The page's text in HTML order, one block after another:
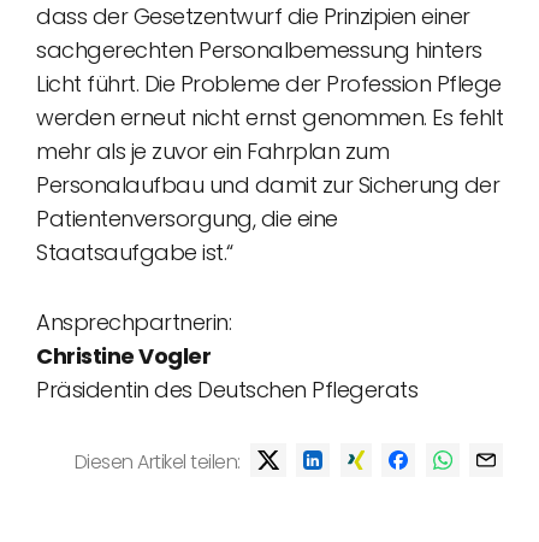
dass der Gesetzentwurf die Prinzipien einer
sachgerechten Personalbemessung hinters
Licht führt. Die Probleme der Profession Pflege
werden erneut nicht ernst genommen. Es fehlt
mehr als je zuvor ein Fahrplan zum
Personalaufbau und damit zur Sicherung der
Patientenversorgung, die eine
Staatsaufgabe ist.“
Ansprechpartnerin:
Christine Vogler
Präsidentin des Deutschen Pflegerats
Diesen Artikel teilen: